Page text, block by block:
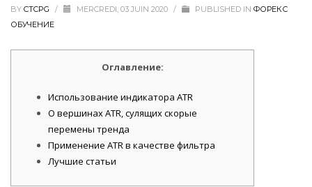
BY CTCPG / MERCREDI, 03 JUIN 2020 / PUBLISHED IN ФОРЕКС
ОБУЧЕНИЕ
Оглавление:
Использование индикатора ATR
О вершинах ATR, сулящих скорые
перемены тренда
Применение ATR в качестве фильтра
Лучшие статьи